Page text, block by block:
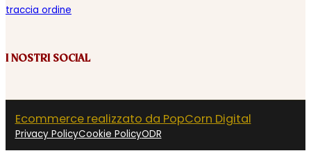
traccia ordine
I NOSTRI SOCIAL
Ecommerce realizzato da PopCorn Digital
Privacy PolicyCookie PolicyODR